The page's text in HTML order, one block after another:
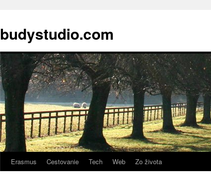
budystudio.com
SkipErasmus Cestovanie Tech Web Zo života